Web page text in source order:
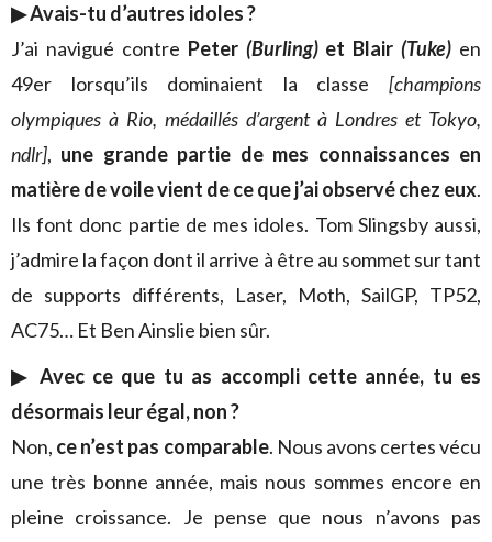
▶ Avais-tu d’autres idoles ?
J’ai navigué contre Peter (Burling)et Blair(Tuke) en
49er lorsqu’ils dominaient la classe [champions
olympiques à Rio, médaillés d’argent à Londres et Tokyo,
ndlr], une grande partie de mes connaissances en
matière de voile vient de ce que j’ai observé chez eux.
Ils font donc partie de mes idoles. Tom Slingsby aussi,
j’admire la façon dont il arrive à être au sommet sur tant
de supports différents, Laser, Moth, SailGP, TP52,
AC75… Et Ben Ainslie bien sûr.
▶ Avec ce que tu as accompli cette année, tu es
désormais leur égal, non ?
Non, ce n’est pas comparable. Nous avons certes vécu
une très bonne année, mais nous sommes encore en
pleine croissance. Je pense que nous n’avons pas